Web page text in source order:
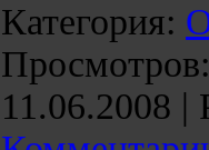
Категория:
11.06.2008 |